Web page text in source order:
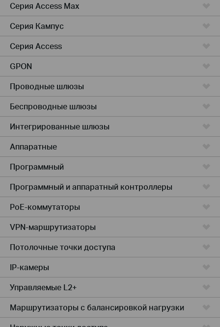
Серия Access Max
Серия Кампус
Серия Access
GPON
Проводные шлюзы
Беспроводные шлюзы
Интегрированные шлюзы
Аппаратные
Программный
Программный и аппаратный контроллеры
PoE-коммутаторы
VPN-маршрутизаторы
Потолочные точки доступа
IP-камеры
Управляемые L2+
Маршрутизаторы с балансировкой нагрузки